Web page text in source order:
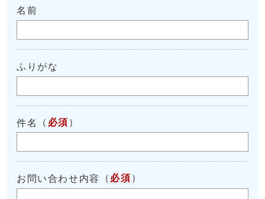
名前
ふりがな
件名 （ 必須 ）
お問い合わせ内容 （ 必須 ）